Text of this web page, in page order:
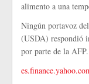
alimento a una
Ningún portavoz
(USDA) respondió
por parte de la AFP.